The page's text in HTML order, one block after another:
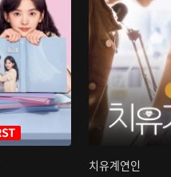
치유계연인